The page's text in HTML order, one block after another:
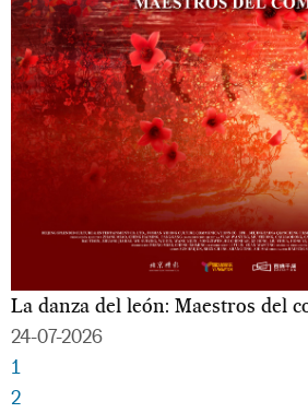
La danza del león: Maestros del
24-07-2026
1
2